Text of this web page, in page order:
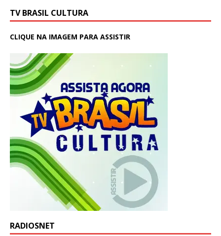
TV BRASIL CULTURA
CLIQUE NA IMAGEM PARA ASSISTIR
RADIOSNET